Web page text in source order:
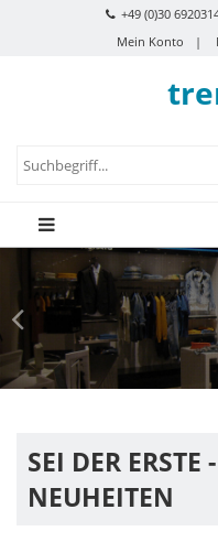
+49 (0)30
Mein Konto
SEI DER ERSTE
NEUHEITEN